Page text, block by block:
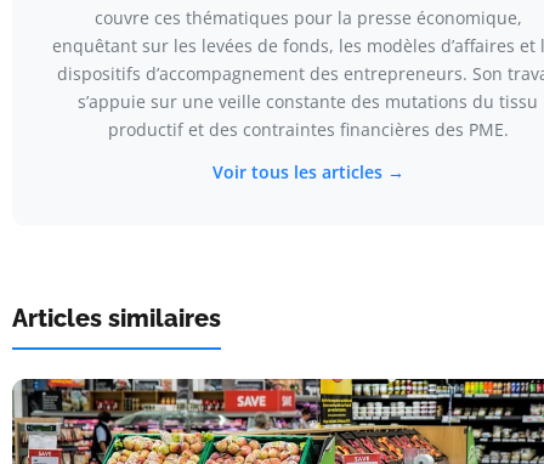
couvre ces thématiques pour la presse économique,
enquêtant sur les levées de fonds, les modèles d’affaires et
dispositifs d’accompagnement des entrepreneurs. Son
s’appuie sur une veille constante des mutations du tissu
productif et des contraintes financières des PME.
Voir tous les articles →
Articles similaires